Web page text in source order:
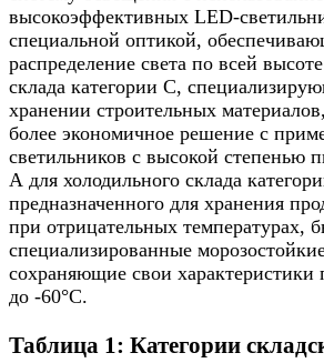
высокоэффективных LED-
специальной оптикой,
распределение света по всей
склада категории C,
хранении строительных
более экономичное решение с
светильников с высокой степенью
А для холодильного склада
предназначенного для хранения
при отрицательных температурах,
специализированные
сохраняющие свои характеристики
до -60°C.
Таблица 1: Категории